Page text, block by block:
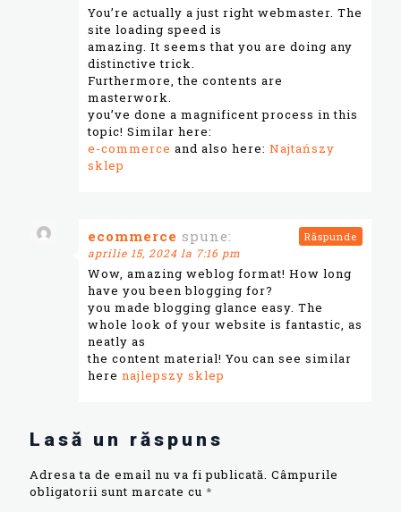
You’re actually a just right webmaster. The
site loading speed is
amazing. It seems that you are doing any
distinctive trick.
Furthermore, the contents are
masterwork.
you’ve done a magnificent process in this
topic! Similar here:
e-commerce and also here: Najtańszy
sklep
ecommerce spune:
aprilie 15, 2024 la 7:16 pm
Wow, amazing weblog format! How long
have you been blogging for?
you made blogging glance easy. The
whole look of your website is fantastic, as
neatly as
the content material! You can see similar
here najlepszy sklep
Răspunde
Lasă un răspuns
Adresa ta de email nu va fi publicată. Câmpurile
obligatorii sunt marcate cu *